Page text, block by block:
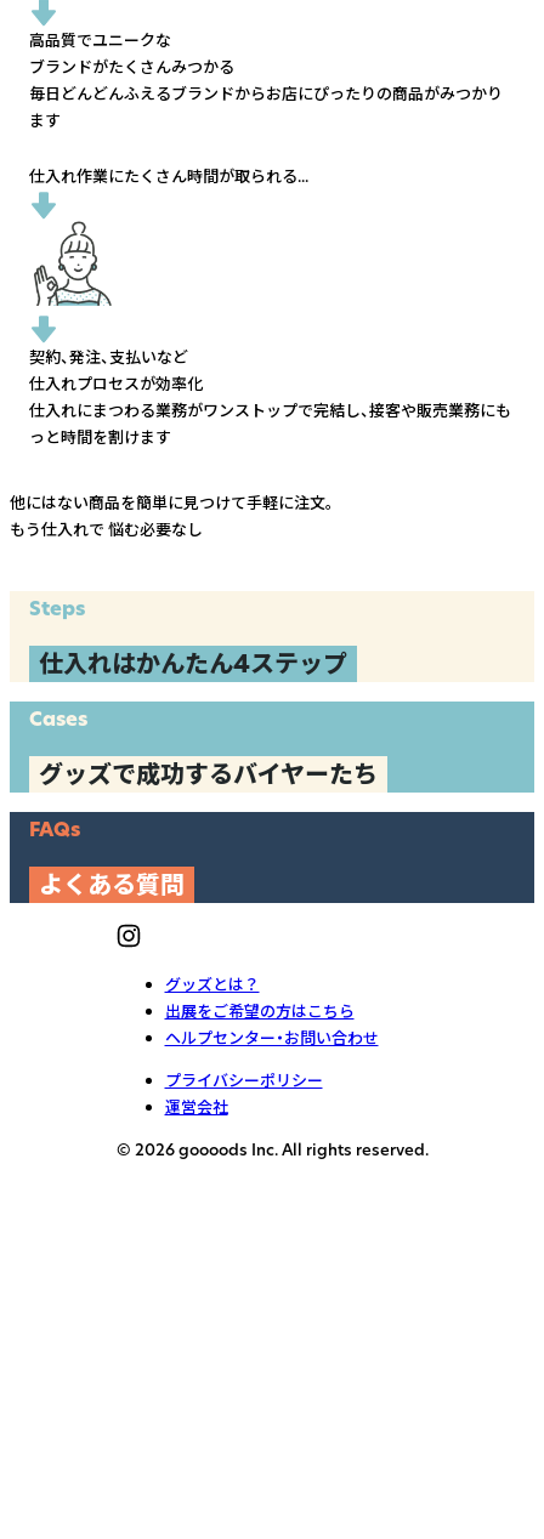
高品質でユニークな
ブランドがたくさんみつかる
毎日どんどんふえるブランドからお店にぴったりの商品がみつかり
ます
仕入れ作業にたくさん時間が取られる...
契約、発注、支払いなど
仕入れプロセスが効率化
仕入れにまつわる業務がワンストップで完結し、接客や販売業務にも
っと時間を割けます
他にはない商品を簡単に見つけて手軽に注文。
もう仕入れで 悩む必要なし
Steps
仕入れはかんたん4ステップ
Cases
グッズで成功するバイヤーたち
FAQs
よくある質問
グッズとは？
出展をご希望の方はこちら
ヘルプセンター・お問い合わせ
プライバシーポリシー
運営会社
© 2026 goooods Inc. All rights reserved.